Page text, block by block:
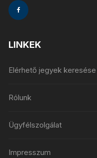
LINKEK
Elérhető jegyek keresése
Rólunk
Ügyfélszolgálat
Impresszum